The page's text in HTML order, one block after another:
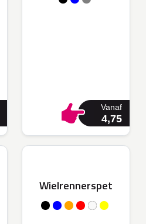
Vanaf
4,75
Wielrennerspet